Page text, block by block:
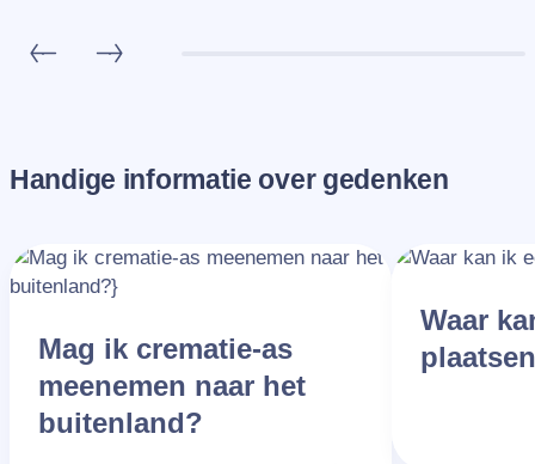
Handige informatie over gedenken
Mag ik crematie-as
meenemen naar het
buitenland?
Waar